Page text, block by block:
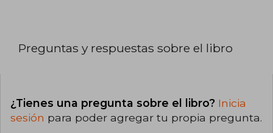
Preguntas y respuestas sobre el libro
¿Tienes una pregunta sobre el libro? Inicia
sesión para poder agregar tu propia pregunta.